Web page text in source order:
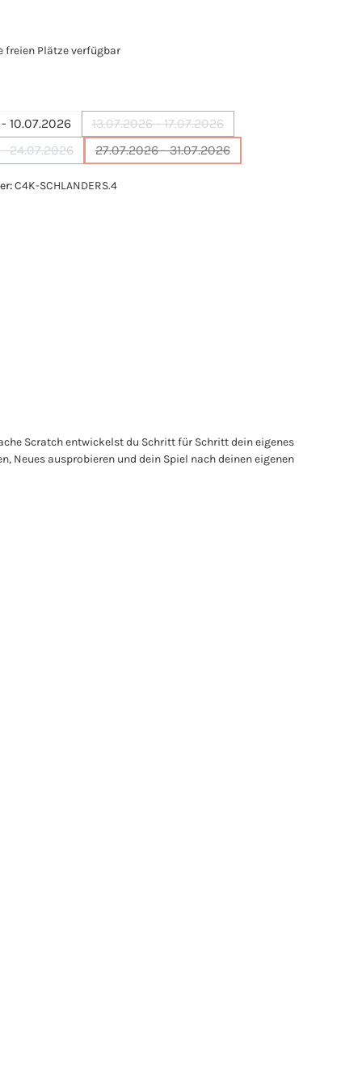
freien Plätze verfügbar
10.07.2026
13.07.2026 - 17.07.2026
(Diese Option ist zurzeit nicht
24.07.2026
(Diese Option ist zurzeit nicht verfügbar.)
27.07.2026 - 31.07.2026
(Diese Option ist zurzeit nicht
C4K-SCHLANDERS.4
Scratch entwickelst du Schritt für Schritt dein eigenes
Neues ausprobieren und dein Spiel nach deinen eigenen